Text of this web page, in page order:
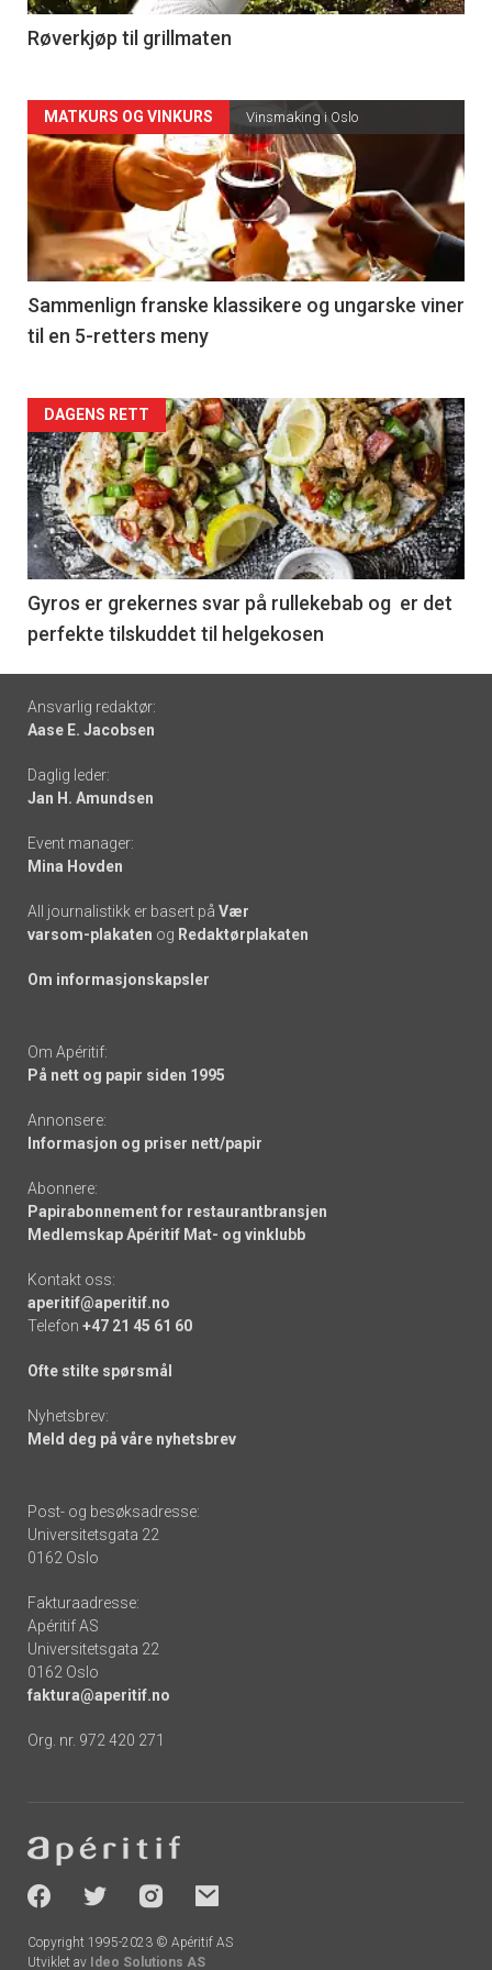
4
Røverkjøp til grillmaten
Forsiden
akkurat
nå
-
5
MATKURS OG VINKURS Vinsmaking i Oslo
Sammenlign franske klassikere og ungarske viner
til en 5-retters meny
Forsiden
akkurat
nå
-
6
DAGENS RETT
Gyros er grekernes svar på rullekebab og er det
perfekte tilskuddet til helgekosen
Footer
-
links
Ansvarlig redaktør:
Aase E. Jacobsen
Daglig leder:
Jan H. Amundsen
Event manager:
Mina Hovden
All journalistikk er basert på Vær
varsom-plakaten og Redaktørplakaten
Om informasjonskapsler
Om Apéritif:
På nett og papir siden 1995
Annonsere:
Informasjon og priser nett/papir
Abonnere:
Papirabonnement for restaurantbransjen
Medlemskap Apéritif Mat- og vinklubb
Kontakt oss:
aperitif@aperitif.no
Telefon +47 21 45 61 60
Ofte stilte spørsmål
Nyhetsbrev:
Meld deg på våre nyhetsbrev
Post- og besøksadresse:
Universitetsgata 22
0162 Oslo
Fakturaadresse:
Apéritif AS
Universitetsgata 22
0162 Oslo
faktura@aperitif.no
Org. nr. 972 420 271
-
socials
Copyright 1995-2023 © Apéritif AS
Utviklet av Ideo Solutions AS